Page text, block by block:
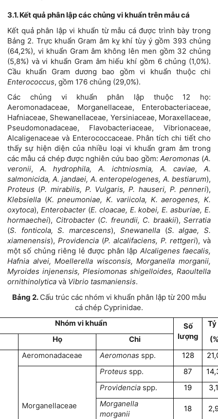
3.1. Kết quả phân lập các chủng vi khuẩn trên mẫu cá
Kết quả phân lập vi khuẩn từ mẫu cá được trình bày trong
Bảng 2. Trực khuẩn Gram âm kỵ khí tùy ý gồm 393 chủng
(64,2%), vi khuẩn Gram âm không lên men gồm 32 chủng
(5,8%) và vi khuẩn Gram âm hiếu khí gồm 6 chủng (1,0%).
Cầu khuẩn Gram dương bao gồm vi khuẩn thuộc chi
Enterococcus, gồm 176 chủng (29,0%).
Các chủng vi khuẩn phân lập thuộc 12 họ:
Aeromonadaceae, Morganellaceae, Enterobacteriaceae,
Hafniaceae, Shewanellaceae, Yersiniaceae, Moraxellaceae,
Pseudomonadaceae, Flavobacteriaceae, Vibrionaceae,
Alcaligenaceae và Enterococcaceae. Phân tích chi tiết cho
thấy sự hiện diện của nhiều loại vi khuẩn gram âm trong
các mẫu cá chép được nghiên cứu bao gồm: Aeromonas (A.
veronii, A. hydrophila, A. ichtniosmia, A. caviae, A.
salmonicida, A. jandaei, A. enteropelogenes, A. bestiarum),
Proteus (P. mirabilis, P. Vulgaris, P. hauseri, P. penneri),
Klebsiella (K. pneumoniae, K. variicola, K. aerogenes, K.
oxytoca), Enterobacter(E. cloacae, E. kobei, E. asburiae, E.
hormaechei), Citrobacter(C. freundii, C. braakii), Serratia
(S. fonticola, S. marcescens), Snewanella(S. algae, S.
xiamenensis), Providencia (P. alcalifaciens, P. rettgeri), và
một số chủng riêng lẻ được phân lập Alcaligenes faecalis,
Hafnia alvei, Moellerella wisconsis, Morganella morganii,
Myroides injenensis, Plesiomonas shigelloides, Raoultella
ornithinolytica và Vibrio tasmaniensis.
Bảng 2. Cấu trúc các nhóm vi khuẩn phân lập từ 200 mẫu
cá chép Cyprinidae.
Nhóm vi khuẩn
Số
lượng
Tỷ
Họ Chi
Aeromonadaceae Aeromonas spp. 128
Morganellaceae
Proteus spp. 87
Providencia spp. 19
Morganella
morganii
18